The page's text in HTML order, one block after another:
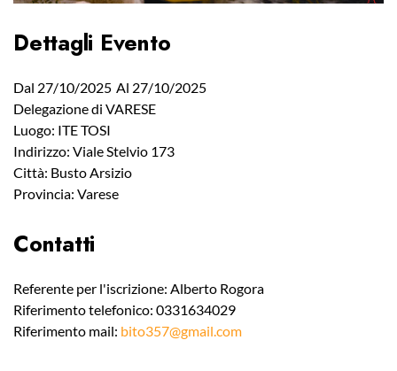
Dettagli Evento
Dal 27/10/2025 Al 27/10/2025
Delegazione di VARESE
Luogo: ITE TOSI
Indirizzo: Viale Stelvio 173
Città: Busto Arsizio
Provincia: Varese
Contatti
Referente per l'iscrizione: Alberto Rogora
Riferimento telefonico: 0331634029
Riferimento mail: bito357@gmail.com